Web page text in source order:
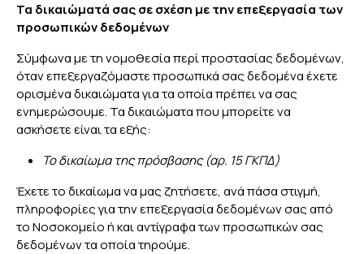
Τα δικαιώματά σας σε σχέση με την επεξεργασία των
προσωπικών δεδομένων
Σύμφωνα με τη νομοθεσία περί προστασίας δεδομένων,
όταν επεξεργαζόμαστε προσωπικά σας δεδομένα έχετε
ορισμένα δικαιώματα για τα οποία πρέπει να σας
ενημερώσουμε. Τα δικαιώματα που μπορείτε να
ασκήσετε είναι τα εξής:
Το δικαίωμα της πρόσβασης (αρ. 15 ΓΚΠΔ)
Έχετε το δικαίωμα να μας ζητήσετε, ανά πάσα στιγμή,
πληροφορίες για την επεξεργασία δεδομένων σας από
το Νοσοκομείο ή και αντίγραφα των προσωπικών σας
δεδομένων τα οποία τηρούμε.